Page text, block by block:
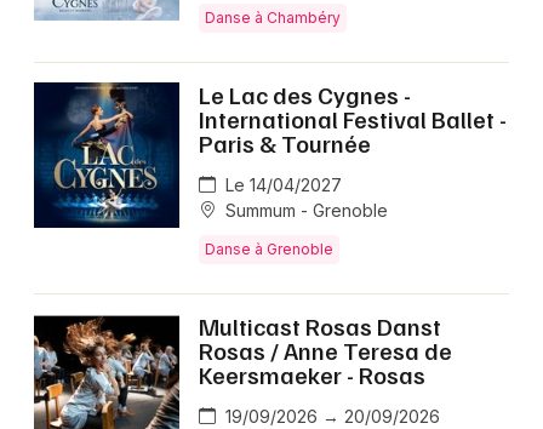
Danse à Chambéry
Le Lac des Cygnes -
International Festival Ballet -
Paris & Tournée
Le 14/04/2027
Summum - Grenoble
Danse à Grenoble
Multicast Rosas Danst
Rosas / Anne Teresa de
Keersmaeker - Rosas
19/09/2026 → 20/09/2026